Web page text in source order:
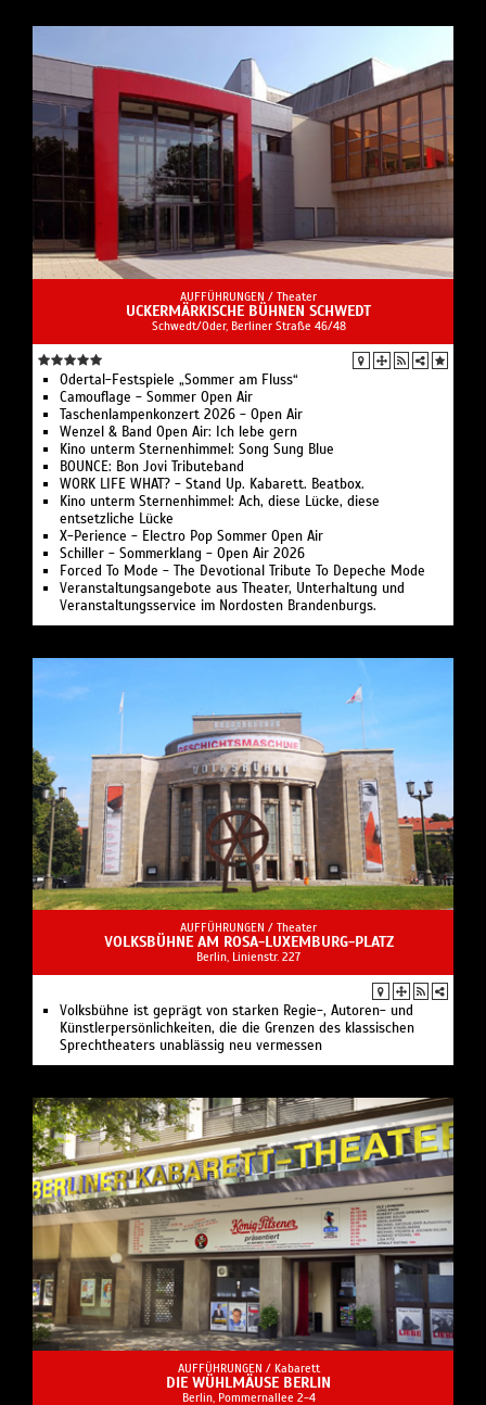
AUFFÜHRUNGEN / Theater
UCKERMÄRKISCHE BÜHNEN SCHWEDT
Schwedt/Oder, Berliner Straße 46/48
Odertal-Festspiele „Sommer am Fluss“
Camouflage - Sommer Open Air
Taschenlampenkonzert 2026 - Open Air
Wenzel & Band Open Air: Ich lebe gern
Kino unterm Sternenhimmel: Song Sung Blue
BOUNCE: Bon Jovi Tributeband
WORK LIFE WHAT? - Stand Up. Kabarett. Beatbox.
Kino unterm Sternenhimmel: Ach, diese Lücke, diese
entsetzliche Lücke
X-Perience - Electro Pop Sommer Open Air
Schiller - Sommerklang - Open Air 2026
Forced To Mode - The Devotional Tribute To Depeche Mode
Veranstaltungsangebote aus Theater, Unterhaltung und
Veranstaltungsservice im Nordosten Brandenburgs.
AUFFÜHRUNGEN / Theater
VOLKSBÜHNE AM ROSA-LUXEMBURG-PLATZ
Berlin, Linienstr. 227
Volksbühne ist geprägt von starken Regie-, Autoren- und
Künstlerpersönlichkeiten, die die Grenzen des klassischen
Sprechtheaters unablässig neu vermessen
AUFFÜHRUNGEN / Kabarett
DIE WÜHLMÄUSE BERLIN
Berlin, Pommernallee 2-4